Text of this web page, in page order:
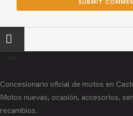
←
Previo
Concesionario oficial de motos en
Motos nuevas, ocasión, accesorios,
recambios.